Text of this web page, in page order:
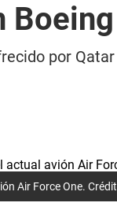
por
Air Force One.